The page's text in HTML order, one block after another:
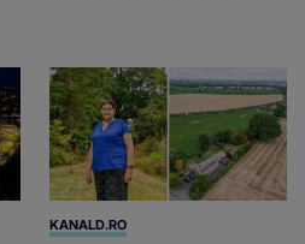
KANALD.RO